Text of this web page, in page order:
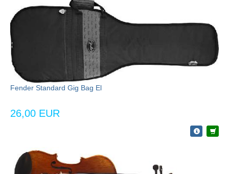
Fender Standard Gig Bag El
26,00 EUR